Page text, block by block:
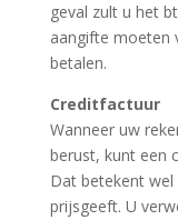
geval zult u het
aangifte moeten
betalen.
Creditfactuur
Wanneer uw
berust, kunt een
Dat betekent
prijsgeeft. U